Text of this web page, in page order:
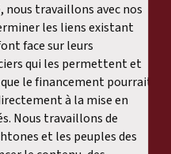
travaillons avec nos
les liens existant
face sur leurs
qui les permettent et
le financement pourrait
à la mise en
Nous travaillons de
et les peuples des